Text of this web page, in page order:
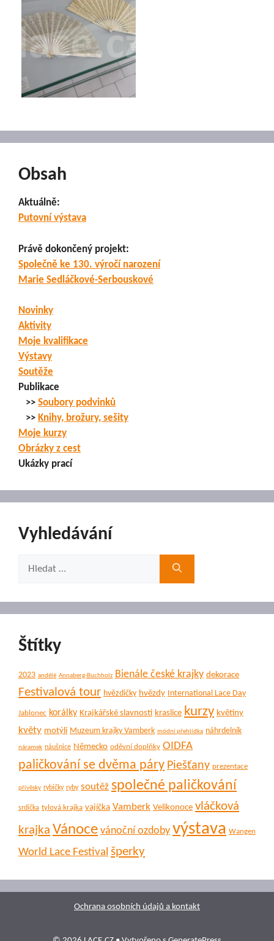
Obsah
Aktuálně:
Putovní výstava
Právě dokončený projekt:
Společně ke 130. výročí narození
Marie Sedláčkové-Serbouskové
Novinky
Aktivity
Moje kvalifikace
Výstavy
Soutěže
Publikace
>> Soubory podvinků
>> Knihy, brožury, sešity
Moje kurzy
Obrázky z cest
Ukázky prací
Vyhledávání
Štítky
2023 andělé Annaberg-Buchholz Bienále české krajky dekorace
Festivalová tour hvězdičky hvězdy International Lace Day
Jablonec korálky Krajkářské slavnosti kraslice kurzy květiny
květy motýli Muzeum krajky Vamberk módní přehlídka náhrdelník
náramek náušnice Německo oděvní doplňky OIDFA
paličkování se dvěma páry Piešťany prezentace
přívěsky rybičky ryby soutěž společné paličkování
srdíčka tylová krajka vajíčka Vamberk Velikonoce vláčková
krajka Vánoce vánoční ozdoby výstava Wangen
World Lace Festival šperky
Ochrana osobních údajů a kontakt